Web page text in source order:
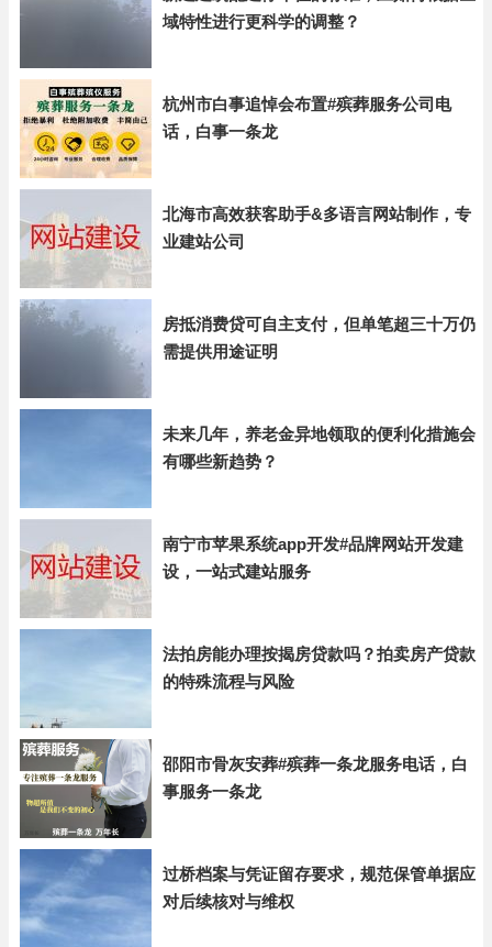
域特性进行更科学的调整？
杭州市白事追悼会布置#殡葬服务公司电
话，白事一条龙
北海市高效获客助手&多语言网站制作，专
业建站公司
房抵消费贷可自主支付，但单笔超三十万仍
需提供用途证明
未来几年，养老金异地领取的便利化措施会
有哪些新趋势？
南宁市苹果系统app开发#品牌网站开发建
设，一站式建站服务
法拍房能办理按揭房贷款吗？拍卖房产贷款
的特殊流程与风险
邵阳市骨灰安葬#殡葬一条龙服务电话，白
事服务一条龙
过桥档案与凭证留存要求，规范保管单据应
对后续核对与维权